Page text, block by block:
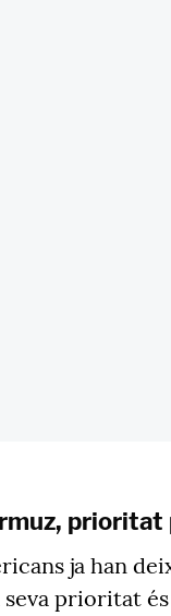
prioritat
ja han
seva prioritat